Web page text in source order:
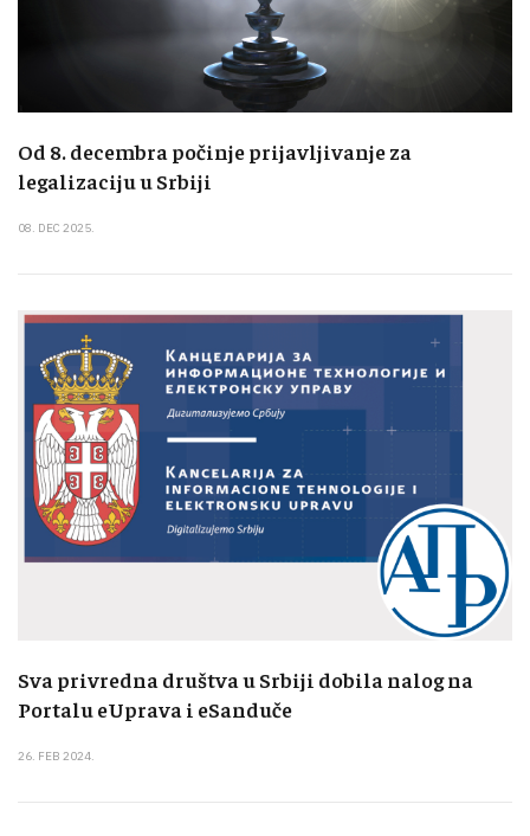
Od 8. decembra počinje prijavljivanje za
legalizaciju u Srbiji
08. DEC 2025.
Sva privredna društva u Srbiji dobila nalog na
Portalu eUprava i eSanduče
26. FEB 2024.